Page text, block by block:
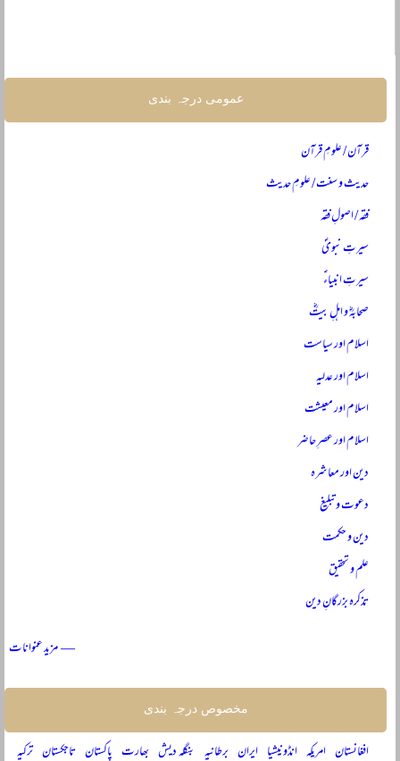
عمومی درجہ بندی
قرآن / علومِ قرآن
حدیث و سنت / علومِ حدیث
فقہ / اصولِ فقہ
سیرتِ نبویؐ
سیرتِ انبیاءؑ
صحابہؓ و اہلِ بیتؓ
اسلام اور سیاست
اسلام اور عدلیہ
اسلام اور معیشت
اسلام اور عصرِ حاضر
دین اور معاشرہ
دعوت و تبلیغ
دین و حکمت
علم و تحقیق
تذکرہ بزرگانِ دین
— مزید عنوانات
مخصوص درجہ بندی
افغانستان امریکہ انڈونیشیا ایران برطانیہ بنگلہ دیش بھارت پاکستان تاجکستان ترکیہ